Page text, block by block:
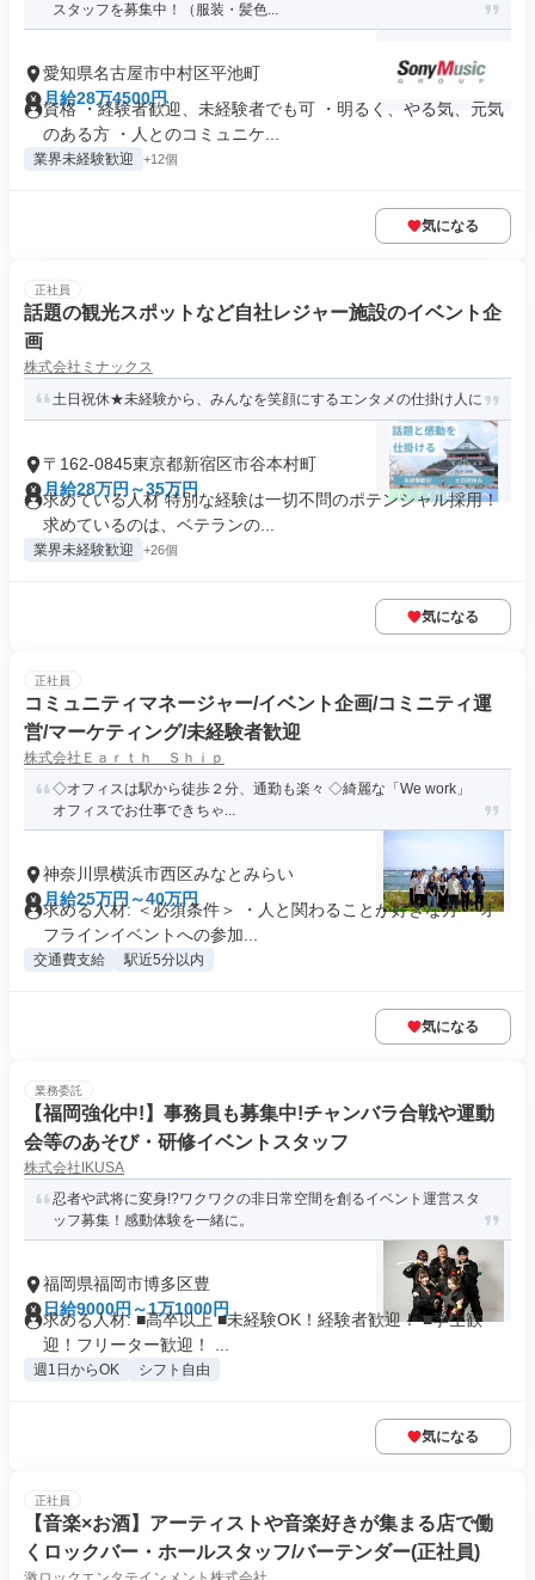
スタッフを募集中！（服装・髪色...
愛知県名古屋市中村区平池町
月給28万4500円
資格 ・経験者歓迎、未経験者でも可 ・明るく、やる気、元気
のある方 ・人とのコミュニケ...
業界未経験歓迎 +12個
気になる
正社員
話題の観光スポットなど自社レジャー施設のイベント企
画
株式会社ミナックス
土日祝休★未経験から、みんなを笑顔にするエンタメの仕掛け人に
〒162-0845東京都新宿区市谷本村町
月給28万円～35万円
求めている人材 特別な経験は一切不問のポテンシャル採用！
求めているのは、ベテランの...
業界未経験歓迎 +26個
気になる
正社員
コミュニティマネージャー/イベント企画/コミニティ運
営/マーケティング/未経験者歓迎
株式会社Ｅａｒｔｈ Ｓｈｉｐ
◇オフィスは駅から徒歩２分、通勤も楽々 ◇綺麗な「We work」
オフィスでお仕事できちゃ...
神奈川県横浜市西区みなとみらい
月給25万円～40万円
求める人材: ＜必須条件＞ ・人と関わることが好きな方 ・オ
フラインイベントへの参加...
交通費支給 駅近5分以内
気になる
業務委託
【福岡強化中!】事務員も募集中!チャンバラ合戦や運動
会等のあそび・研修イベントスタッフ
株式会社IKUSA
忍者や武将に変身!?ワクワクの非日常空間を創るイベント運営スタ
ッフ募集！感動体験を一緒に。
福岡県福岡市博多区豊
日給9000円～1万1000円
求める人材: ■高卒以上 ■未経験OK！経験者歓迎！ ■学生歓
迎！フリーター歓迎！ ...
週1日からOK シフト自由
気になる
正社員
【音楽×お酒】アーティストや音楽好きが集まる店で働
くロックバー・ホールスタッフ/バーテンダー(正社員)